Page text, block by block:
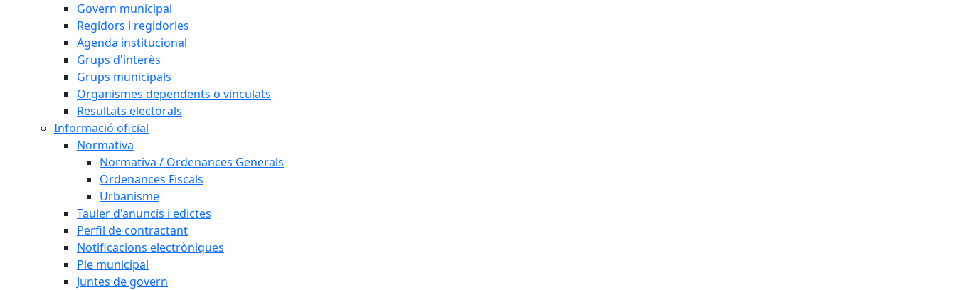
Govern municipal
Regidors i regidories
Agenda institucional
Grups d'interès
Grups municipals
Organismes dependents o vinculats
Resultats electorals
Informació oficial
Normativa
Normativa / Ordenances Generals
Ordenances Fiscals
Urbanisme
Tauler d'anuncis i edictes
Perfil de contractant
Notificacions electròniques
Ple municipal
Juntes de govern